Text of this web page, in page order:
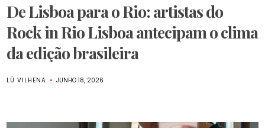
De Lisboa para o Rio: artistas do
Rock in Rio Lisboa antecipam o clima
da edição brasileira
LÚ VILHENA JUNHO 18, 2026